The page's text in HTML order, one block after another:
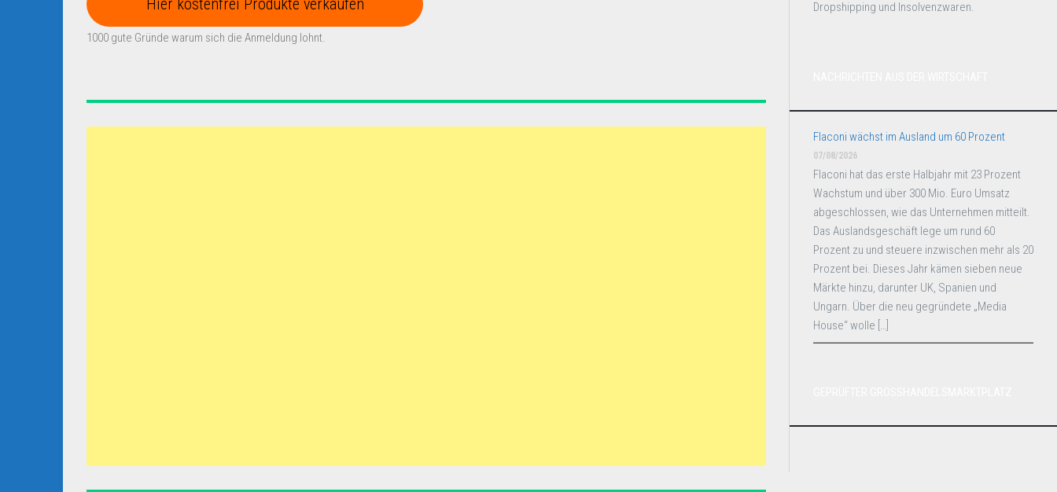
Hier kostenfrei Produkte verkaufen
1000 gute Gründe warum sich die Anmeldung lohnt.
Dropshipping und Insolvenzwaren.
Flaconi wächst im Ausland um 60 Prozent
07/08/2026
Flaconi hat das erste Halbjahr mit 23 Prozent
Wachstum und über 300 Mio. Euro Umsatz
abgeschlossen, wie das Unternehmen mitteilt.
Das Auslandsgeschäft lege um rund 60
Prozent zu und steuere inzwischen mehr als 20
Prozent bei. Dieses Jahr kämen sieben neue
Märkte hinzu, darunter UK, Spanien und
Ungarn. Über die neu gegründete „Media
House“ wolle […]